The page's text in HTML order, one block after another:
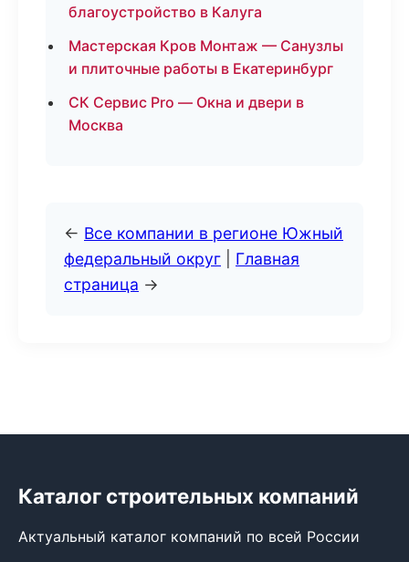
благоустройство в Калуга
Мастерская Кров Монтаж — Санузлы
и плиточные работы в Екатеринбург
СК Сервис Pro — Окна и двери в
Москва
← Все компании в регионе Южный
федеральный округ
Главная
страница →
Каталог строительных компаний
Актуальный каталог компаний по всей России